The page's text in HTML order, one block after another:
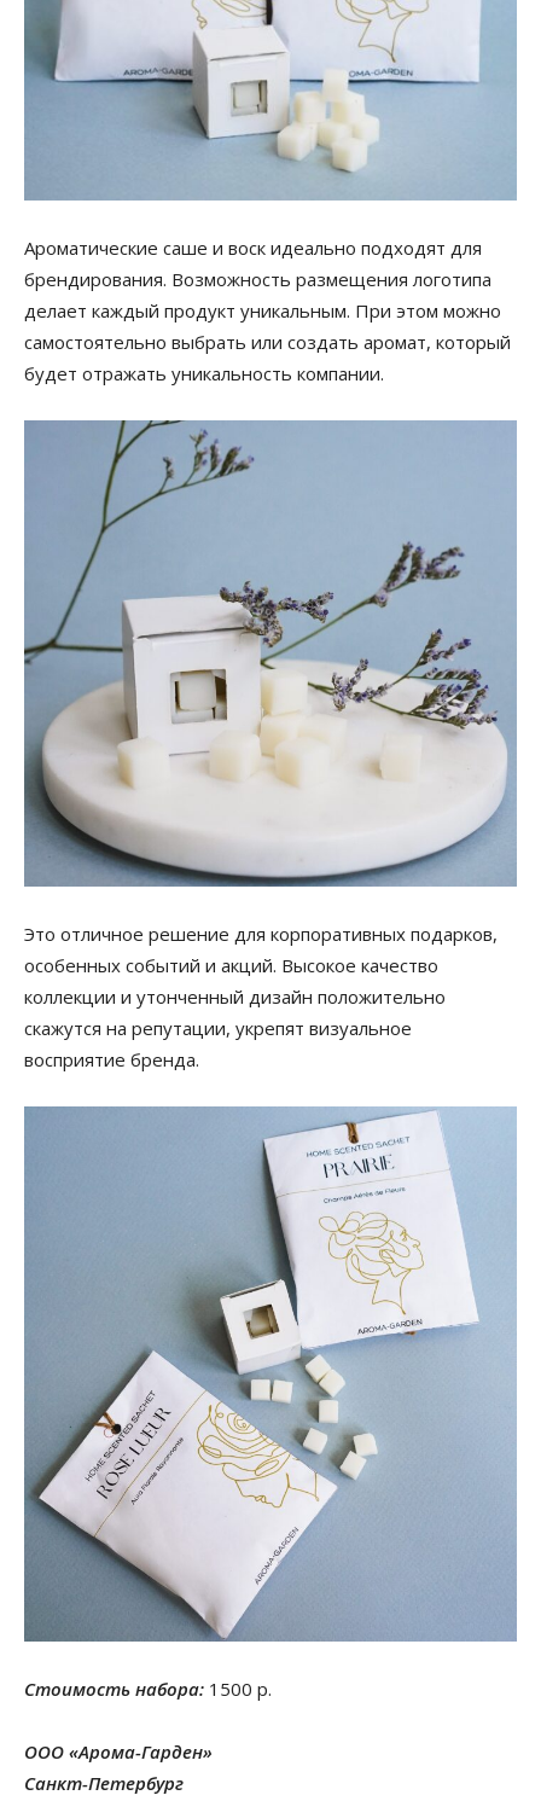
Ароматические саше и воск идеально подходят для
брендирования. Возможность размещения логотипа
делает каждый продукт уникальным. При этом можно
самостоятельно выбрать или создать аромат, который
будет отражать уникальность компании.
Это отличное решение для корпоративных подарков,
особенных событий и акций. Высокое качество
коллекции и утонченный дизайн положительно
скажутся на репутации, укрепят визуальное
восприятие бренда.
Стоимость набора: 1500 р.
ООО «Арома-Гарден»
Санкт-Петербург